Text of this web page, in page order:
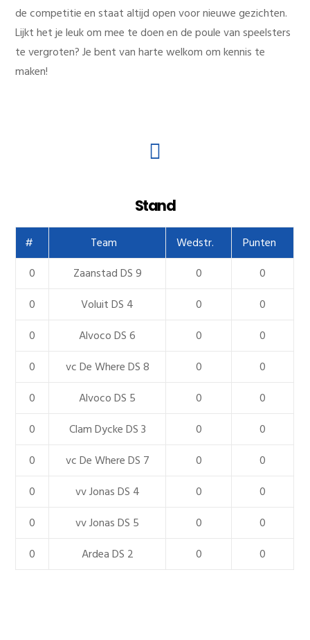
de competitie en staat altijd open voor nieuwe gezichten.
Lijkt het je leuk om mee te doen en de poule van speelsters
te vergroten? Je bent van harte welkom om kennis te
maken!
Stand
# Team Wedstr.
Punten
0
Zaanstad DS 9 0
0
0
Voluit DS 4 0
0
0
Alvoco DS 6 0
0
0
vc De Where DS 8 0
0
0
Alvoco DS 5 0
0
0
Clam Dycke DS 3 0
0
0
vc De Where DS 7 0
0
0
vv Jonas DS 4 0
0
0
vv Jonas DS 5 0
0
0
Ardea DS 2 0 0